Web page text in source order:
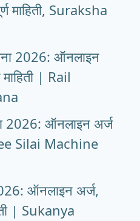
माहिती, Suraksha
2026: ऑनलाइन
| Rail
2026: ऑनलाइन अर्ज
Silai Machine
ऑनलाइन अर्ज,
| Sukanya